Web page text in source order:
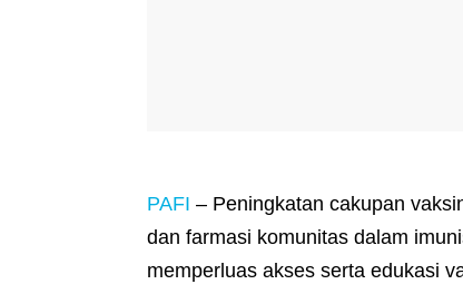
PAFI – Peningkatan cakupan
dan farmasi komunitas dalam
memperluas akses serta edukasi